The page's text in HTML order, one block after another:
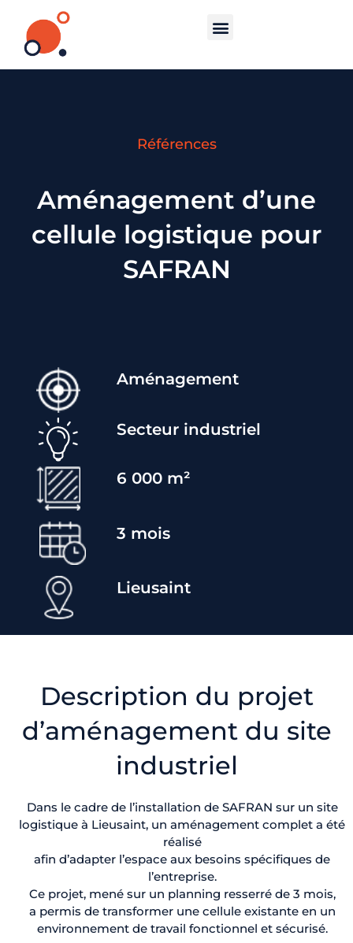
Références
Aménagement d’une
cellule logistique pour
SAFRAN
Aménagement
Secteur industriel
6 000 m²
3 mois
Lieusaint
Description du projet
d’aménagement du site
industriel
Dans le cadre de l’installation de SAFRAN sur un site
logistique à Lieusaint, un aménagement complet a été
réalisé
afin d’adapter l’espace aux besoins spécifiques de
l’entreprise.
Ce projet, mené sur un planning resserré de 3 mois,
a permis de transformer une cellule existante en un
environnement de travail fonctionnel et sécurisé.